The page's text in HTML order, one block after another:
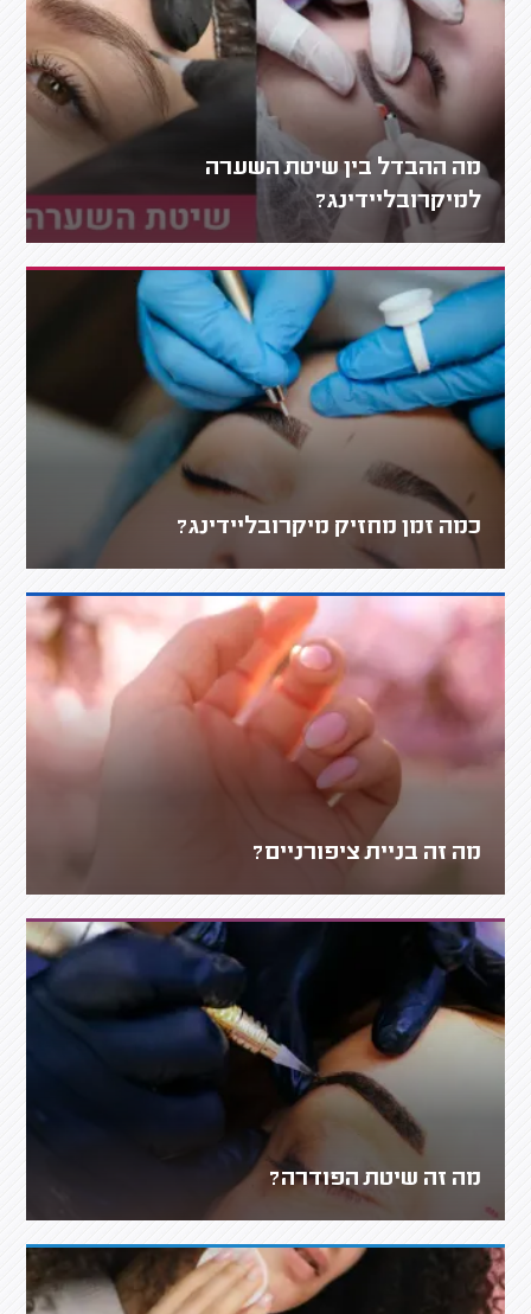
מה ההבדל בין שיטת השערה
למיקרובליידינג?
כמה זמן מחזיק מיקרובליידינג?
מה זה בניית ציפורניים?
מה זה שיטת הפודרה?